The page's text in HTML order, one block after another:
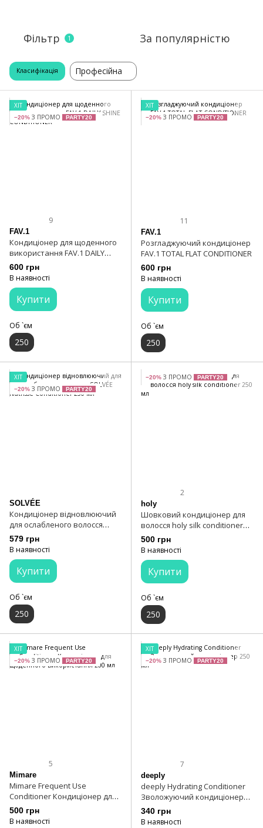
Фільтр 1 За популярністю
Класифікація Професійна
ХІТ
−20% З ПРОМО PARTY20
9
FAV.1
Кондиціонер для щоденного
використання FAV.1 DAILY
SHINE CONDITIONER
600 грн
В наявності
Купити
Об `єм
250
ХІТ
−20% З ПРОМО PARTY20
11
FAV.1
Розгладжуючий кондиціонер
FAV.1 TOTAL FLAT CONDITIONER
600 грн
В наявності
Купити
Об `єм
250
ХІТ
−20% З ПРОМО PARTY20
SOLVÉE
Кондиціонер відновлюючий
для ослабленого волосся
SOLVÉE Nutrisse Conditioner
250 мл
579 грн
В наявності
Купити
Об `єм
250
−20% З ПРОМО PARTY20
2
holy
Шовковий кондиціонер для
волосся holy silk conditioner
250 мл
500 грн
В наявності
Купити
Об `єм
250
ХІТ
−20% З ПРОМО PARTY20
5
Mimare
Mimare Frequent Use
Conditioner Кондиціонер для
щоденного використання 200
мл
500 грн
В наявності
ХІТ
−20% З ПРОМО PARTY20
7
deeply
deeply Hydrating Conditioner
Зволожуючий кондиціонер
250 мл
340 грн
В наявності